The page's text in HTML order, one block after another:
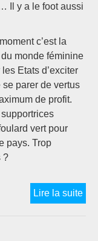
Il y a le foot aussi
c’est la
monde féminine
Etats d’exciter
se parer de vertus
de profit.
vert pour
pays. Trop
?
Lire la suite
DU